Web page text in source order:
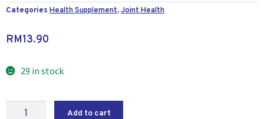
Categories Health Supplement,Joint Health
RM13.90
29 in stock
Add to cart